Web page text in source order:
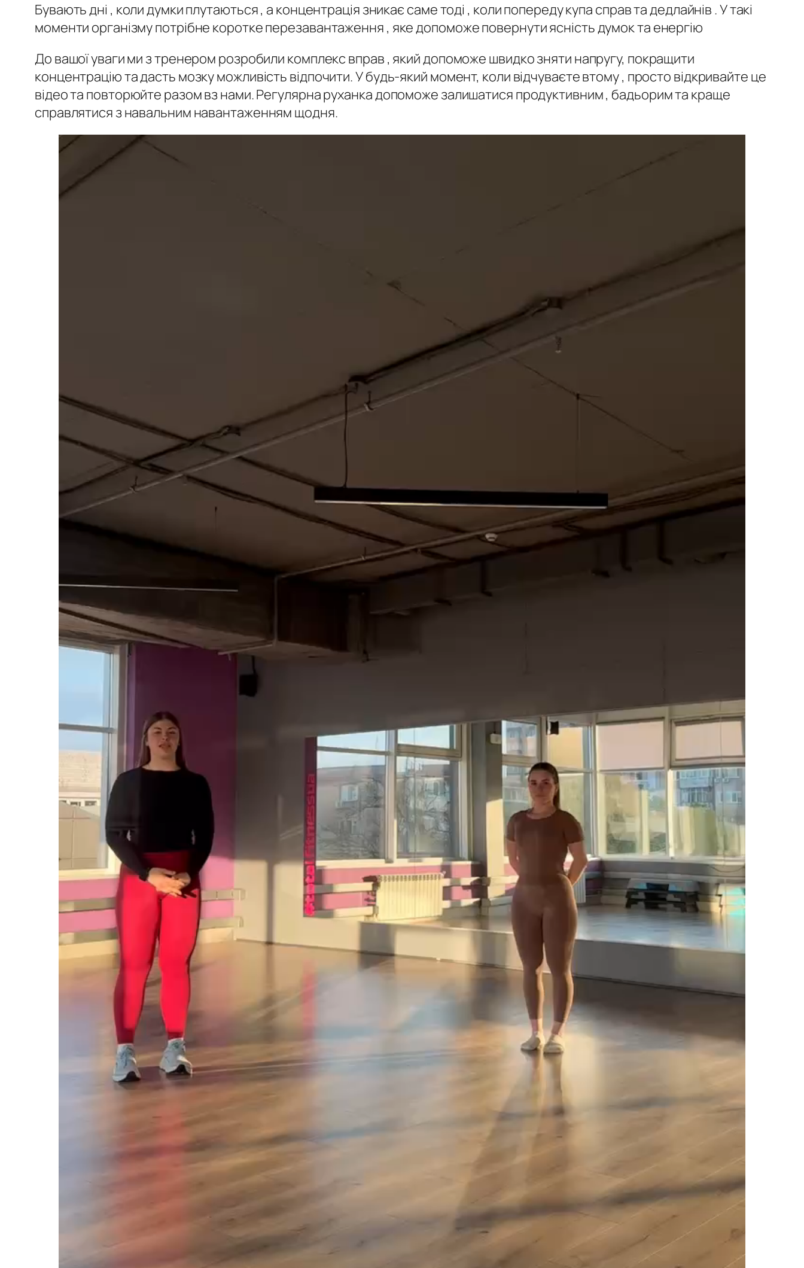
Бувають дні , коли думки плутаються , а концентрація зникає саме тоді , коли попереду купа справ та дедлайнів . У такі
моменти організму потрібне коротке перезавантаження , яке допоможе повернути ясність думок та енергію
До вашої уваги ми з тренером розробили комплекс вправ , який допоможе швидко зняти напругу, покращити
концентрацію та дасть мозку можливість відпочити. У будь-який момент, коли відчуваєте втому , просто відкривайте це
відео та повторюйте разом вз нами. Регулярна руханка допоможе залишатися продуктивним , бадьорим та краще
справлятися з навальним навантаженням щодня.